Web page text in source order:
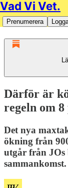
Vad Vi Vet.
Prenumerera
Därför är
regeln om 8
Det nya
ökning från
utgår från JOs
sammankomst.